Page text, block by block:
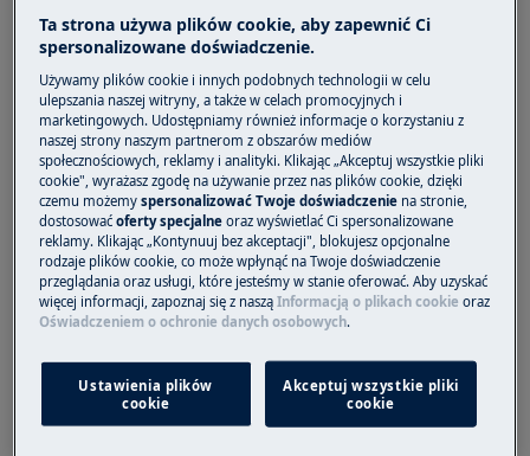
Wypróbuj możliwość ustawienia prania poprzez
połączenie się z urządzeniem za pomocą
aplikacji My Electrolux Care. Po prostu podłącz
swoją aplikację do urządzenia, aby uzyskać
Ta strona używa plików cookie, aby zapewnić Ci
spersonalizowane doświadczenie.
Używamy plików cookie i innych podobnych technologii w celu
ulepszania naszej witryny, a także w celach promocyjnych i
marketingowych. Udostępniamy również informacje o korzystaniu z
naszej strony naszym partnerom z obszarów mediów
społecznościowych, reklamy i analityki. Klikając „Akceptuj wszystkie pliki
cookie", wyrażasz zgodę na używanie przez nas plików cookie, dzięki
czemu możemyspersonalizować Twoje doświadczenie na stronie,
dostosowaćoferty specjalne oraz wyświetlać Ci spersonalizowane
reklamy. Klikając „Kontynuuj bez akceptacji", blokujesz opcjonalne
rodzaje plików cookie, co może wpłynąć na Twoje doświadczenie
przeglądania oraz usługi, które jesteśmy w stanie oferować. Aby uzyskać
więcej informacji, zapoznaj się z nasząInformacją o plikach cookie oraz
Oświadczeniem o ochronie danych osobowych.
Ustawienia plików
cookie
Akceptuj wszystkie pliki
cookie